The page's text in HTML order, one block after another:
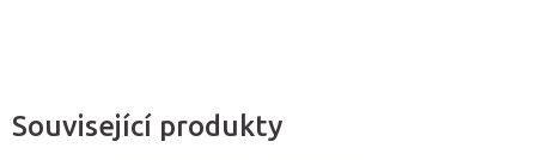
Související produkty